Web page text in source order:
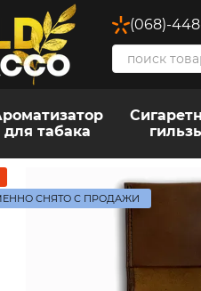
контенту
(068)-
для табака
СНЯТО С ПРОДАЖИ